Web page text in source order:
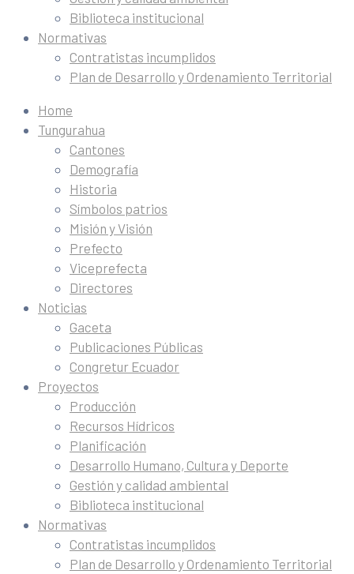
Biblioteca institucional
Normativas
Contratistas incumplidos
Plan de Desarrollo y Ordenamiento Territorial
Home
Tungurahua
Cantones
Demografía
Historia
Símbolos patrios
Misión y Visión
Prefecto
Viceprefecta
Directores
Noticias
Gaceta
Publicaciones Públicas
Congretur Ecuador
Proyectos
Producción
Recursos Hídricos
Planificación
Desarrollo Humano, Cultura y Deporte
Gestión y calidad ambiental
Biblioteca institucional
Normativas
Contratistas incumplidos
Plan de Desarrollo y Ordenamiento Territorial